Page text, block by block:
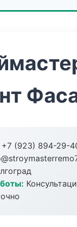
+7 (923) 894-29-